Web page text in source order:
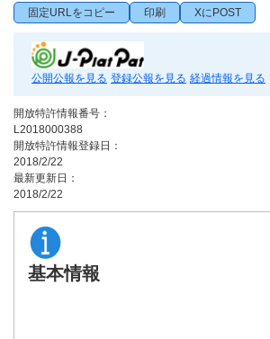
固定URLをコピー 印刷 XにPOST
公開公報を見る 登録公報を見る 経過情報を見る
開放特許情報番号：
L2018000388
開放特許情報登録日：
2018/2/22
最新更新日：
2018/2/22
基本情報